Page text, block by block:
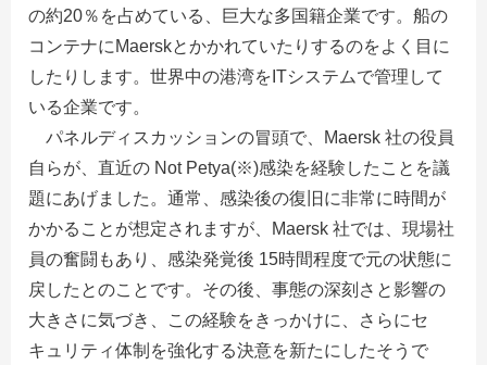
の約20％を占めている、巨大な多国籍企業です。船の
コンテナにMaerskとかかれていたりするのをよく目に
したりします。世界中の港湾をITシステムで管理して
いる企業です。
パネルディスカッションの冒頭で、Maersk 社の役員
自らが、直近の Not Petya(※)感染を経験したことを議
題にあげました。通常、感染後の復旧に非常に時間が
かかることが想定されますが、Maersk 社では、現場社
員の奮闘もあり、感染発覚後 15時間程度で元の状態に
戻したとのことです。その後、事態の深刻さと影響の
大きさに気づき、この経験をきっかけに、さらにセ
キュリティ体制を強化する決意を新たにしたそうで